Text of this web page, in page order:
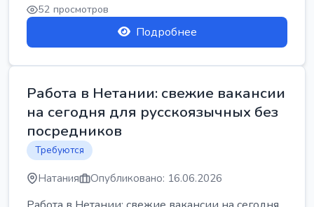
52 просмотров
Подробнее
Работа в Нетании: свежие вакансии
на сегодня для русскоязычных без
посредников
Требуются
Натания Опубликовано: 16.06.2026